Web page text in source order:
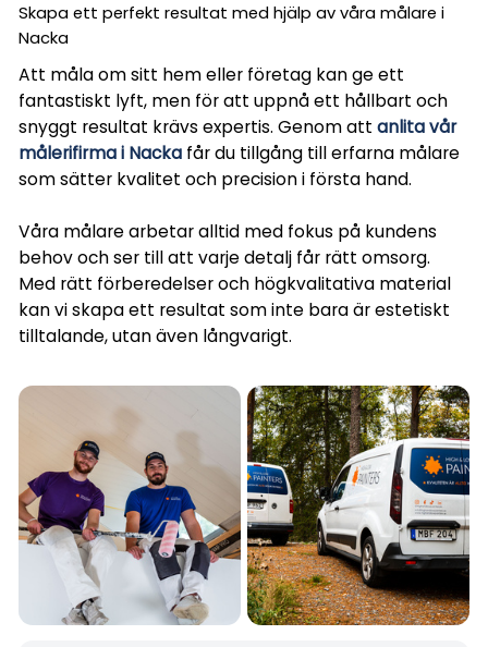
Skapa ett perfekt resultat med hjälp av våra målare i
Nacka
Att måla om sitt hem eller företag kan ge ett
fantastiskt lyft, men för att uppnå ett hållbart och
snyggt resultat krävs expertis. Genom att anlita vår
målerifirma i Nackafår du tillgång till erfarna målare
som sätter kvalitet och precision i första hand.
Våra målare arbetar alltid med fokus på kundens
behov och ser till att varje detalj får rätt omsorg.
Med rätt förberedelser och högkvalitativa material
kan vi skapa ett resultat som inte bara är estetiskt
tilltalande, utan även långvarigt.